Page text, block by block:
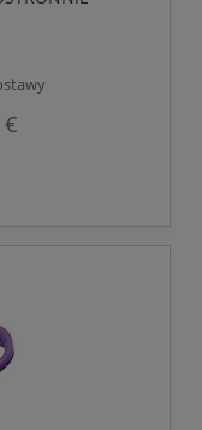
12 POLOWY.,
€